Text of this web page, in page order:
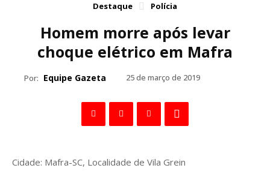
Destaque Polícia
Homem morre após levar
choque elétrico em Mafra
Por: Equipe Gazeta 25 de março de 2019
Cidade: Mafra-SC, Localidade de Vila Grein